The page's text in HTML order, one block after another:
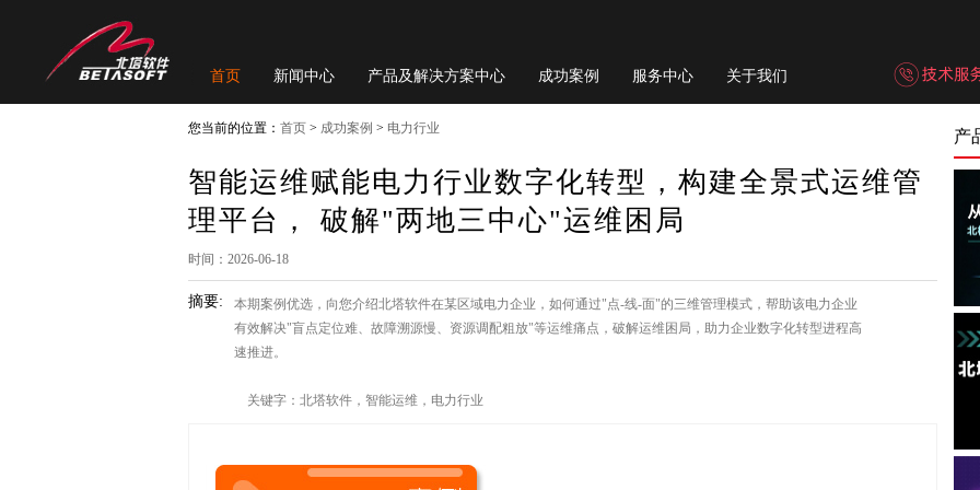
首页 新闻中心 产品及解决方案中心 成功案例 服务中心 关于我们
您当前的位置： 首页 > 成功案例 > 电力行业
智能运维赋能电力行业数字化转型，构建全景式运维管
理平台， 破解"两地三中心"运维困局
时间：2026-06-18
摘要:
本期案例优选，向您介绍北塔软件在某区域电力企业，如何通过"点-线-面"的三维管理模式，帮助该电力企业
有效解决"盲点定位难、故障溯源慢、资源调配粗放"等运维痛点，破解运维困局，助力企业数字化转型进程高
速推进。
关键字：北塔软件，智能运维，电力行业
产